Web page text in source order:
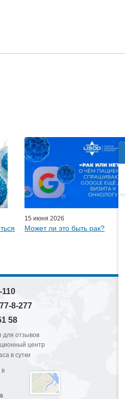
15 июня 2026
Может ли это быть рак?
110
8-277
58
для отзывов
центр
в сутки
в